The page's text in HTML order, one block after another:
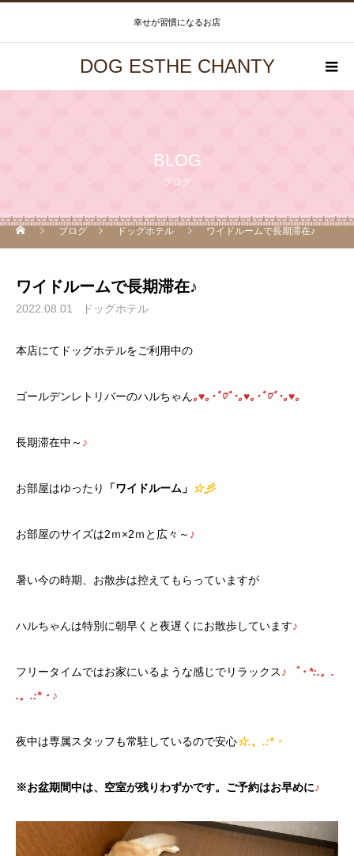
幸せが習慣になるお店
DOG ESTHE CHANTY
BLOG
ブログ
ブログ ドッグホテル ワイドルームで長期滞在♪
ワイドルームで長期滞在♪
2022.08.01 ドッグホテル
本店にてドッグホテルをご利用中の
ゴールデンレトリバーのハルちゃん｡♥｡･ﾟ♡ﾟ･｡♥｡･ﾟ♡ﾟ･｡♥｡
長期滞在中～ ♪
お部屋はゆったり 「ワイドルーム」 ☆彡
お部屋のサイズは2ｍ×2ｍと広々～ ♪
暑い今の時期、お散歩は控えてもらっていますが
ハルちゃんは特別に朝早くと夜遅くにお散歩しています♪
フリータイムではお家にいるような感じでリラックス♪゜・*:.。.
.。.:*・♪
夜中は専属スタッフも常駐しているので安心☆.。.:*・
※お盆期間中は、空室が残りわずかです。ご予約はお早めに♪